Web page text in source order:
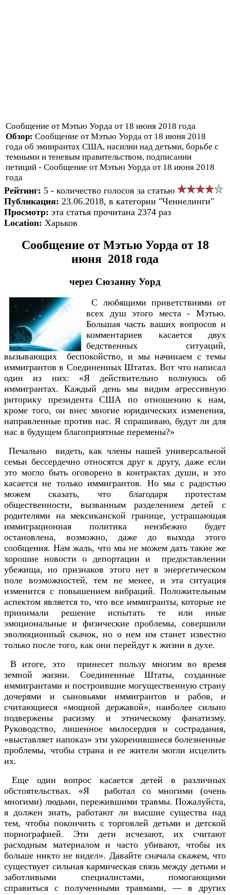
Сообщение от Мэтью Уорда от 18 июня 2018 года
Обзор: Сообщение от Мэтью Уорда от 18 июня 2018
года об эминрантах США, насилии над детьми, борьбе с
темными и теневым правительством, подписании
петиций - Сообщение от Мэтью Уорда от 18 июня 2018
года
Рейтинг: 5 - количество голосов за статью
Публикация: 23.06.2018, в категории "Ченнелинги"
Просмотр: эта статья прочитана 2374 раз
Location: Харьков
Сообщение от Мэтью Уорда от 18
июня 2018 года
через Сюзанну Уорд
С любящими приветствиями от
всех душ этого места - Мэтью.
Большая часть ваших вопросов и
комментариев касается двух
бедственных ситуаций,
вызывающих беспокойство, и мы начинаем с темы
иммигрантов в Соединенных Штатах. Вот что написал
один из них: «Я действительно волнуюсь об
иммигрантах. Каждый день мы видим агрессивную
риторику президента США по отношению к нам,
кроме того, он внес многие юридических изменения,
направленные против нас. Я спрашиваю, будут ли для
нас в будущем благоприятные перемены?»
Печально видеть, как члены нашей универсальной
семьи бессердечно относятся друг к другу, даже если
это могло быть оговорено в контрактах души, и это
касается не только иммигрантов. Но мы с радостью
можем сказать, что благодаря протестам
общественности, вызванным разделением детей с
родителями на мексиканской границе, устрашающая
иммиграционная политика неизбежно будет
остановлена, возможно, даже до выхода этого
сообщения. Нам жаль, что мы не можем дать такие же
хорошие новости о депортации и предоставлении
убежища, но признаков этого нет в энергетическом
поле возможностей, тем не менее, и эта ситуация
изменится с повышением вибраций. Положительным
аспектом является то, что все иммигранты, которые не
принимали решение испытать те или иные
эмоциональные и физические проблемы, совершили
эволюционный скачок, но о нем им станет известно
только после того, как они перейдут к жизни в духе.
В итоге, это принесет пользу многим во время
земной жизни. Соединенные Штаты, созданные
иммигрантами и построившие могущественную страну
дочерями и сыновьями иммигрантов и рабов, и
считающиеся «мощной державой», наиболее сильно
подвержены расизму и этническому фанатизму.
Руководство, лишенное милосердия и сострадания,
«выставляет напоказ» эти укоренившиеся болезненные
проблемы, чтобы страна и ее жители могли исцелить
их.
Еще один вопрос касается детей в различных
обстоятельствах. «Я работал со многими (очень
многими) людьми, пережившими травмы. Пожалуйста,
я должен знать, работают ли высшие существа над
тем, чтобы покончить с торговлей детьми и детской
порнографией. Эти дети исчезают, их считают
расходным материалом и часто убивают, чтобы их
больше никто не видел». Давайте сначала скажем, что
существует сильная кармическая связь между детьми и
заботливыми специалистами, помогающими
справиться с полученными травмами, — в других